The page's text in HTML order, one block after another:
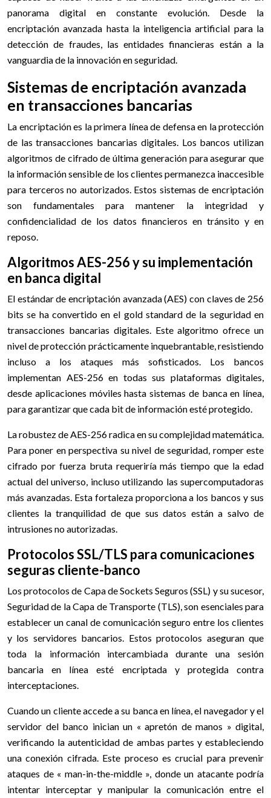
panorama digital en constante evolución. Desde la
encriptación avanzada hasta la inteligencia artificial para la
detección de fraudes, las entidades financieras están a la
vanguardia de la innovación en seguridad.
Sistemas de encriptación avanzada
en transacciones bancarias
La encriptación es la primera línea de defensa en la protección
de las transacciones bancarias digitales. Los bancos utilizan
algoritmos de cifrado de última generación para asegurar que
la información sensible de los clientes permanezca inaccesible
para terceros no autorizados. Estos sistemas de encriptación
son fundamentales para mantener la integridad y
confidencialidad de los datos financieros en tránsito y en
reposo.
Algoritmos AES-256 y su implementación
en banca digital
El estándar de encriptación avanzada (AES) con claves de 256
bits se ha convertido en el gold standard de la seguridad en
transacciones bancarias digitales. Este algoritmo ofrece un
nivel de protección prácticamente inquebrantable, resistiendo
incluso a los ataques más sofisticados. Los bancos
implementan AES-256 en todas sus plataformas digitales,
desde aplicaciones móviles hasta sistemas de banca en línea,
para garantizar que cada bit de información esté protegido.
La robustez de AES-256 radica en su complejidad matemática.
Para poner en perspectiva su nivel de seguridad, romper este
cifrado por fuerza bruta requeriría más tiempo que la edad
actual del universo, incluso utilizando las supercomputadoras
más avanzadas. Esta fortaleza proporciona a los bancos y sus
clientes la tranquilidad de que sus datos están a salvo de
intrusiones no autorizadas.
Protocolos SSL/TLS para comunicaciones
seguras cliente-banco
Los protocolos de Capa de Sockets Seguros (SSL) y su sucesor,
Seguridad de la Capa de Transporte (TLS), son esenciales para
establecer un canal de comunicación seguro entre los clientes
y los servidores bancarios. Estos protocolos aseguran que
toda la información intercambiada durante una sesión
bancaria en línea esté encriptada y protegida contra
interceptaciones.
Cuando un cliente accede a su banca en línea, el navegador y el
servidor del banco inician un « apretón de manos » digital,
verificando la autenticidad de ambas partes y estableciendo
una conexión cifrada. Este proceso es crucial para prevenir
ataques de « man-in-the-middle », donde un atacante podría
intentar interceptar y manipular la comunicación entre el